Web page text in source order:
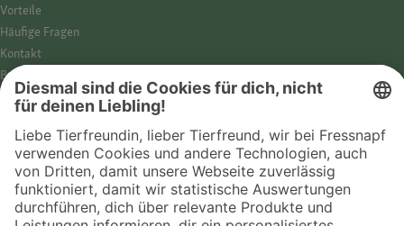
Vorteile
Häufige Fragen
Kontakt
Barrierefreiheit
Impressum
Datenschutz­hinweise
Cookies
AGB
Entdecke Fressnapf